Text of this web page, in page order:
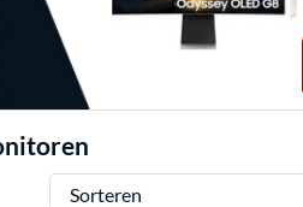
Sorteren